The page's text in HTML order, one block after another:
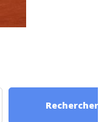
Rechercher